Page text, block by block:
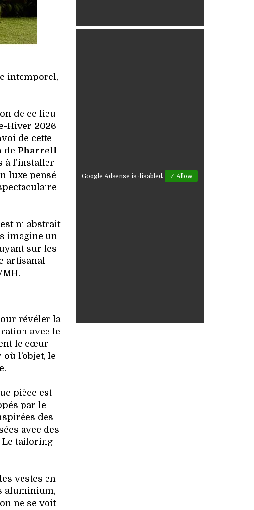
intemporel,
de ce lieu
Hiver 2026
de cette
de Pharrell
à l’installer
luxe pensé
ni abstrait
imagine un
sur les
artisanal
révéler la
avec le
le cœur
l’objet, le
pièce est
par le
des
avec des
Le tailoring
vestes en
aluminium,
ne se voit
Google Adsense is disabled. ✓ Allow